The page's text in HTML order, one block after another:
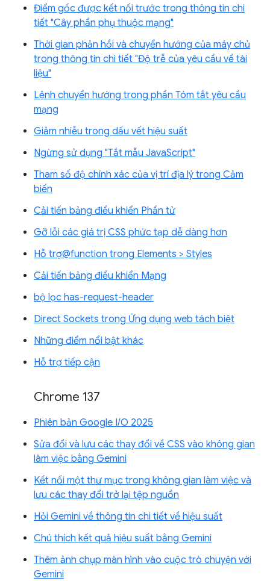
Điểm gốc được kết nối trước trong thông tin chi
tiết "Cây phần phụ thuộc mạng"
Thời gian phản hồi và chuyển hướng của máy chủ
trong thông tin chi tiết "Độ trễ của yêu cầu về tài
liệu"
Lệnh chuyển hướng trong phần Tóm tắt yêu cầu
mạng
Giảm nhiễu trong dấu vết hiệu suất
Ngừng sử dụng "Tắt mẫu JavaScript"
Tham số độ chính xác của vị trí địa lý trong Cảm
biến
Cải tiến bảng điều khiển Phần tử
Gỡ lỗi các giá trị CSS phức tạp dễ dàng hơn
Hỗ trợ@function trong Elements > Styles
Cải tiến bảng điều khiển Mạng
bộ lọc has-request-header
Direct Sockets trong Ứng dụng web tách biệt
Những điểm nổi bật khác
Hỗ trợ tiếp cận
Chrome 137
Phiên bản Google I/O 2025
Sửa đổi và lưu các thay đổi về CSS vào không gian
làm việc bằng Gemini
Kết nối một thư mục trong không gian làm việc và
lưu các thay đổi trở lại tệp nguồn
Hỏi Gemini về thông tin chi tiết về hiệu suất
Chú thích kết quả hiệu suất bằng Gemini
Thêm ảnh chụp màn hình vào cuộc trò chuyện với
Gemini